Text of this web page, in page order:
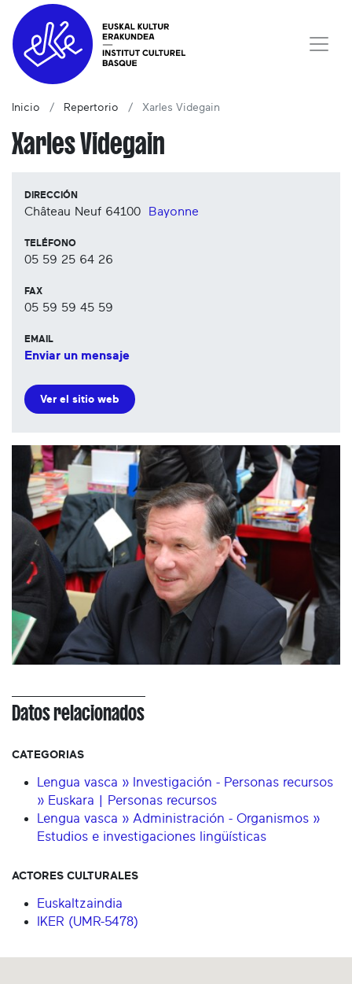
Inicio Repertorio Xarles Videgain
Xarles Videgain
DIRECCIÓN
Château Neuf 64100 Bayonne
TELÉFONO
05 59 25 64 26
FAX
05 59 59 45 59
EMAIL
Enviar un mensaje
Ver el sitio web
Datos relacionados
CATEGORIAS
Lengua vasca » Investigación - Personas recursos
» Euskara | Personas recursos
Lengua vasca » Administración - Organismos »
Estudios e investigaciones lingüísticas
ACTORES CULTURALES
Euskaltzaindia
IKER (UMR-5478)